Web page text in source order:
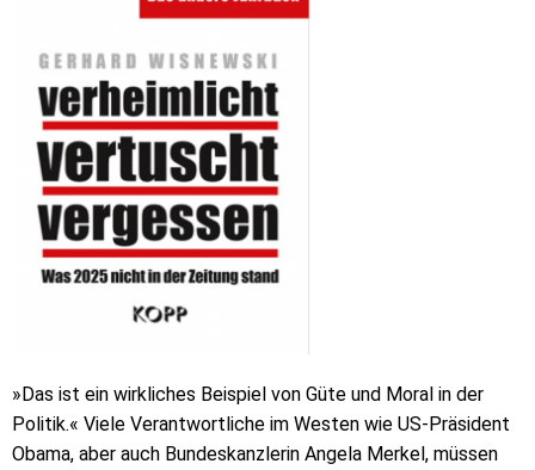
»Das ist ein wirkliches Beispiel von Güte und Moral in der
Politik.« Viele Verantwortliche im Westen wie US-Präsident
Obama, aber auch Bundeskanzlerin Angela Merkel, müssen